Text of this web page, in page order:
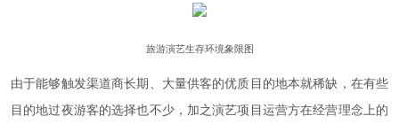
旅游演艺生存环境象限图
由于能够触发渠道商长期、大量供客的优质目的地本就稀缺，在有些
目的地过夜游客的选择也不少，加之演艺项目运营方在经营理念上的